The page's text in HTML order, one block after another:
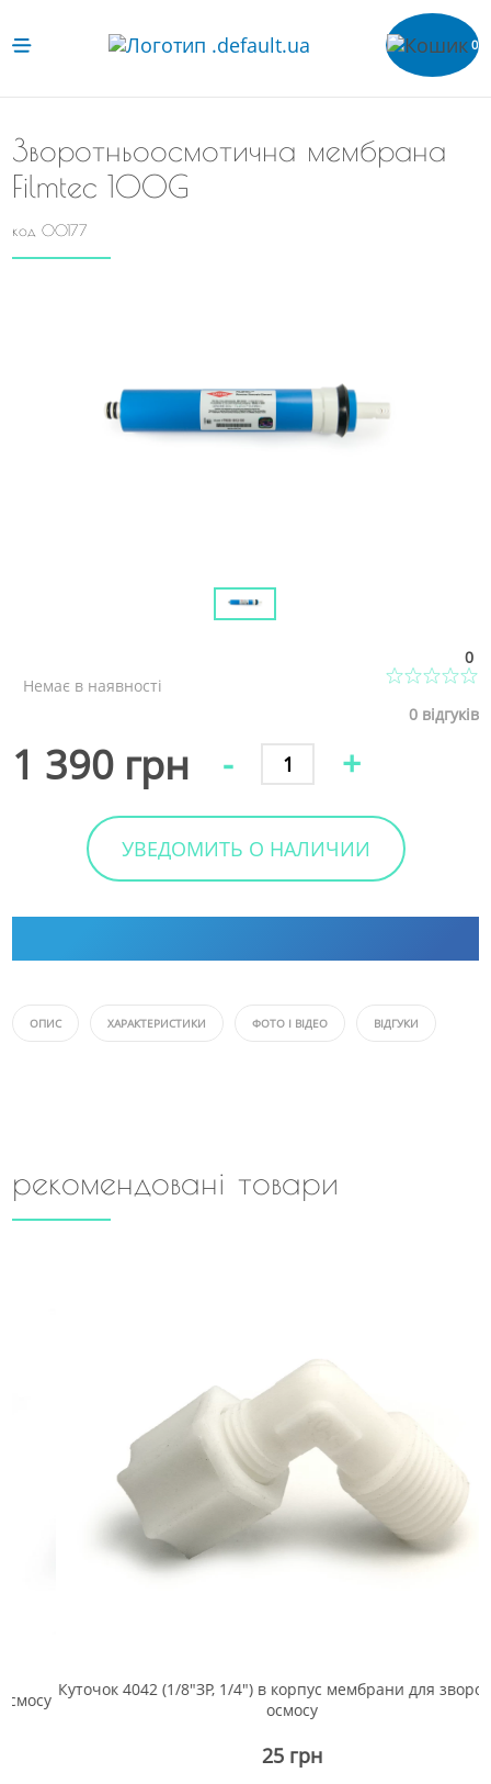
0
Зворотньоосмотична мембрана
Filmtec 100G
код 00177
Немає в наявності
0
0відгуків
1 390 грн - +
УВЕДОМИТЬ О НАЛИЧИИ
ОПИС ХАРАКТЕРИСТИКИ ФОТО І ВІДЕО ВІДГУКИ
рекомендовані товари
Куточок 4042 (1/8"ЗР, 1/4") в корпус мембрани для зворотного
осмосу
25 грн